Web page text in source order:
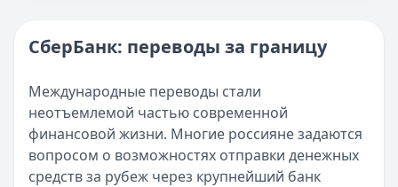
СберБанк: переводы за границу
Международные переводы стали
неотъемлемой частью современной
финансовой жизни. Многие россияне задаются
вопросом о возможностях отправки денежных
средств за рубеж через крупнейший банк